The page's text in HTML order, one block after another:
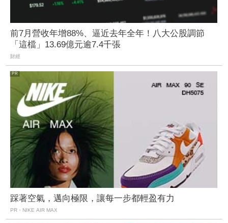
前7月營收年增88%、逼近去年全年！八大公股調節
「這檔」13.69億元逾7.4千張
財經
踩著空氣，邁向極限，讓每一步都輕盈有力
PR・NIKE AIR MAX